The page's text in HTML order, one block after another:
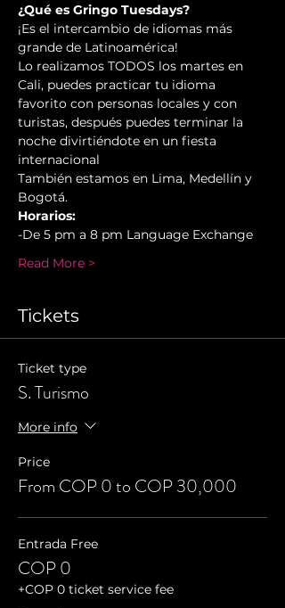
¿Qué es Gringo Tuesdays?
¡Es el intercambio de idiomas más
grande de Latinoamérica!
Lo realizamos TODOS los martes en
Cali, puedes practicar tu idioma
favorito con personas locales y con
turistas, después puedes terminar la
noche divirtiéndote en un fiesta
internacional
También estamos en Lima, Medellín y
Bogotá.
Horarios:
-De 5 pm a 8 pm Language Exchange
Read More >
Tickets
Ticket type
S. Turismo
More info
Price
From COP 0 to COP 30,000
Entrada Free
COP 0
+COP 0 ticket service fee